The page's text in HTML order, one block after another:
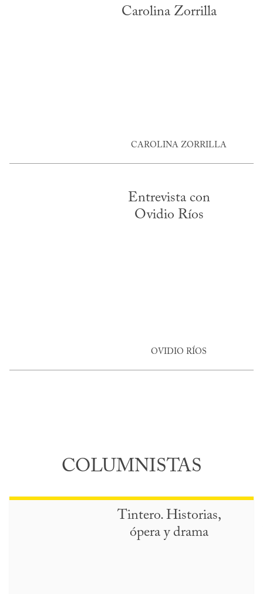
Carolina Zorrilla
CAROLINA ZORRILLA
Entrevista con
Ovidio Ríos
OVIDIO RÍOS
COLUMNISTAS
Tintero. Historias,
ópera y drama